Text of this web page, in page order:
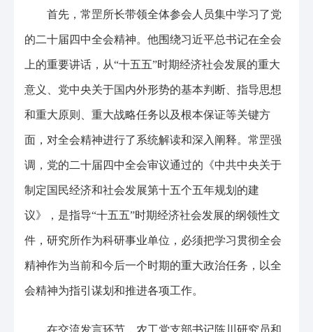
首先，常罡所长带领全体参会人员集中学习了党
的二十届四中全会精神。他围绕习近平总书记在全会
上的重要讲话，从“十五五”时期经济社会发展的重大
意义、党中央关于国内外形势的基本判断、指导思想
和重大原则、重大战略任务以及根本保证等关键方
面，对全会精神进行了系统解读和深入阐释。常罡强
调，党的二十届四中全会审议通过的《中共中央关于
制定国民经济和社会发展第十五个五年规划的建
议》，是指导“十五五”时期经济社会发展的纲领性文
件，研究所作为科研事业单位，必须把学习贯彻全会
精神作为当前和今后一个时期的重大政治任务，以全
会精神为指引谋划和推进各项工作。
在交流发言环节，农工党支部书记陈川研究员和